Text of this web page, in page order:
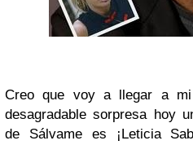
Creo que voy a llegar a
desagradable sorpresa hoy
de Sálvamees ¡Leticia